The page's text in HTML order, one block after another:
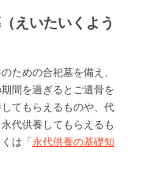
えいたいくよう
ための合祀墓を備え、
間を過ぎるとご遺骨を
てもらえるものや、代
代供養してもらえるも
は「永代供養の基礎知